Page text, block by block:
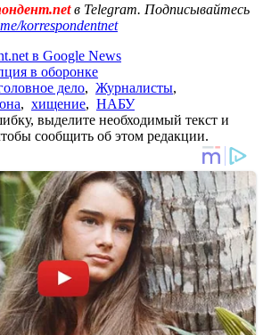
в Telegram. Подписывайтесь
korrespondentnet
в Google News
в оборонке
дело, Журналисты,
, хищение, НАБУ
выделите необходимый текст и
сообщить об этом редакции.